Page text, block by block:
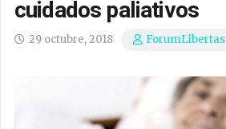
cuidados paliativos
29 octubre, 2018 ForumLibertas